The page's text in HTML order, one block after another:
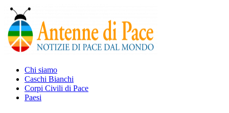
Chi siamo
Caschi Bianchi
Corpi Civili di Pace
Paesi